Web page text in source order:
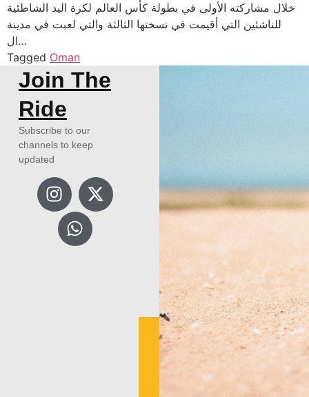
خلال مشاركته الأولى في بطولة كأس العالم لكرة اليد الشاطئية
للناشئين التي أقيمت في نسختها الثالثة والتي لعبت في مدينة
ال…
Tagged Oman
Join The
Ride
Subscribe to our
channels to keep
updated